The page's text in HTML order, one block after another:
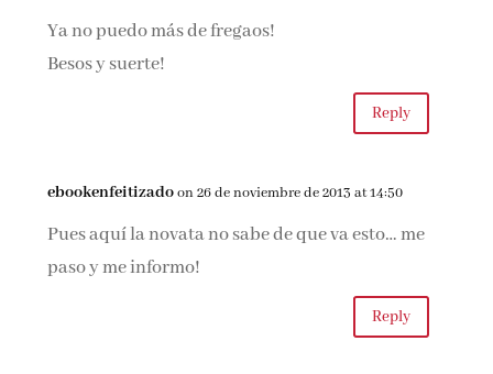
Ya no puedo más de fregaos!
Besos y suerte!
Reply
ebookenfeitizadoon 26 de noviembre de 2013 at 14:50
Pues aquí la novata no sabe de que va esto… me
paso y me informo!
Reply